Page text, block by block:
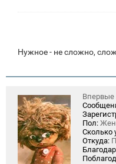
Нужное - не сложно,
Пол:
Сколько
Откуда: